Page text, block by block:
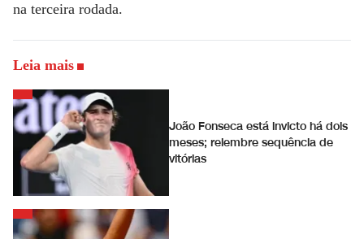
na terceira rodada.
Leia mais
João Fonseca está invicto há dois
meses; relembre sequência de
vitórias